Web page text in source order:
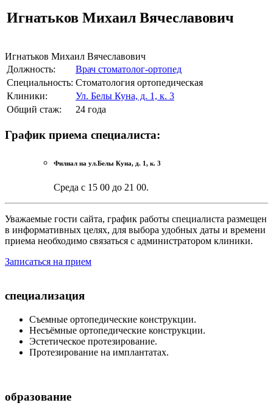
звонок
Игнатьков Михаил Вячеславович
Игнатьков Михаил Вячеславович
Должность:
Врач стоматолог-ортопед
Специальность: Стоматология ортопедическая
Клиники:
Ул. Белы Куна, д. 1, к. 3
Общий стаж:
24 года
График приема специалиста:
Филиал на ул.Белы Куна, д. 1, к. 3
Среда с 15 00 до 21 00.
Уважаемые гости сайта, график работы специалиста размещен
в информативных целях, для выбора удобных даты и времени
приема необходимо связаться с администратором клиники.
Записаться на прием
специализация
Съемные ортопедические конструкции.
Несъёмные ортопедические конструкции.
Эстетическое протезирование.
Протезирование на имплантатах.
образование